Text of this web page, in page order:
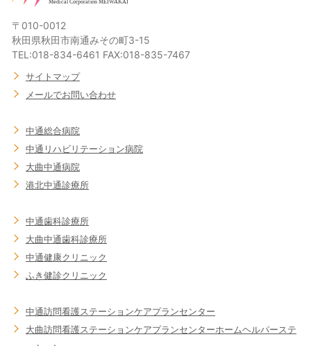
〒010-0012
秋田県秋田市南通みその町3-15
TEL:018-834-6461 FAX:018-835-7467
サイトマップ
メールでお問い合わせ
中通総合病院
中通リハビリテーション病院
大曲中通病院
港北中通診療所
中通歯科診療所
大曲中通歯科診療所
中通健康クリニック
ふき健診クリニック
中通訪問看護ステーションケアプランセンター
大曲訪問看護ステーションケアプランセンターホームヘルパーステ